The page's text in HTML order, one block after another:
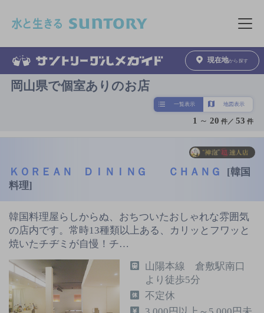
メニュ
現在地から探す
岡山県で個室ありのお店
一覧表示 地図表示
1 ～ 20 件／53 件
ＫＯＲＥＡＮ ＤＩＮＩＮＧ ＣＨＡＮＧ
[韓国
料理]
韓国料理屋らしからぬ、おちついたおしゃれな雰囲気
の店内です。常時13種類以上ある、カリッとフワッと
焼いたチヂミが自慢！チ…
山陽本線 倉敷駅南口
より徒歩5分
不定休